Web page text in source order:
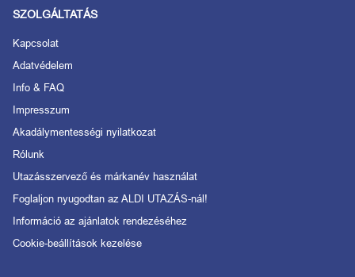
SZOLGÁLTATÁS
Kapcsolat
Adatvédelem
Info & FAQ
Impresszum
Akadálymentességi nyilatkozat
Rólunk
Utazásszervező és márkanév használat
Foglaljon nyugodtan az ALDI UTAZÁS-nál!
Információ az ajánlatok rendezéséhez
Cookie-beállítások kezelése